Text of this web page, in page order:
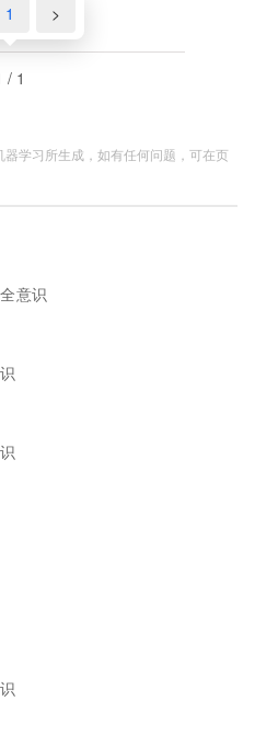
1 >
/ 1
学习所生成，如有任何问题，可在页
意识